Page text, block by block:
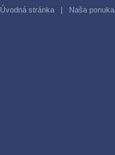
Úvodná stránka | Naša ponuka